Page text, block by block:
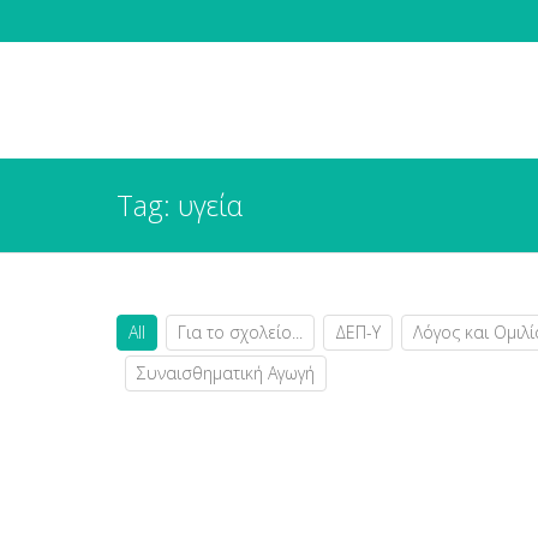
Tag: υγεία
All Για το σχολείο... ΔΕΠ-Υ Λόγος και
Συναισθηματική Αγωγή